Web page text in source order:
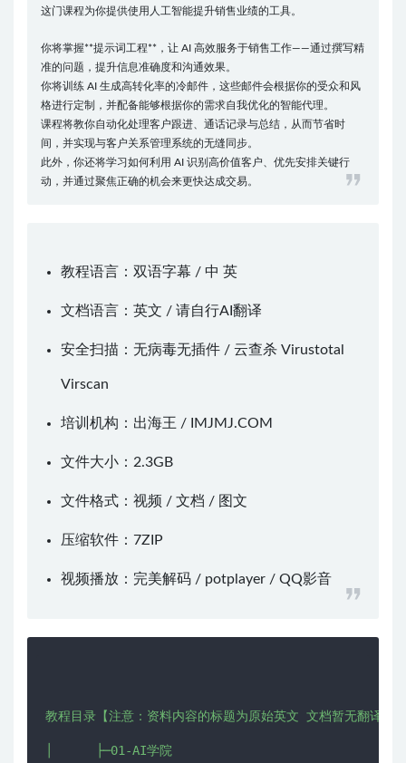
这门课程为你提供使用人工智能提升销售业绩的工具。
你将掌握**提示词工程**，让 AI 高效服务于销售工作——通过撰写精
准的问题，提升信息准确度和沟通效果。
你将训练 AI 生成高转化率的冷邮件，这些邮件会根据你的受众和风
格进行定制，并配备能够根据你的需求自我优化的智能代理。
课程将教你自动化处理客户跟进、通话记录与总结，从而节省时
间，并实现与客户关系管理系统的无缝同步。
此外，你还将学习如何利用 AI 识别高价值客户、优先安排关键行
动，并通过聚焦正确的机会来更快达成交易。
教程语言：双语字幕 / 中 英
文档语言：英文 / 请自行AI翻译
安全扫描：无病毒无插件 / 云查杀 Virustotal
Virscan
培训机构：出海王 / IMJMJ.COM
文件大小：2.3GB
文件格式：视频 / 文档 / 图文
压缩软件： 7ZIP
视频播放： 完美解码 / potplayer / QQ影音
教程目录【注意：资料内容的标题为原始英文 文档暂无翻译
│      ├─01-AI学院